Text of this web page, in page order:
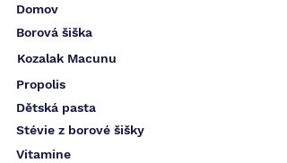
Domov
Borová šiška
Kozalak Macunu
Propolis
Dětská pasta
Stévie z borové šišky
Vitamine